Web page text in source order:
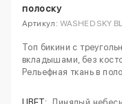
полоску
Артикул: WASHED SKY
Топ бикини с
вкладышами, без
Рельефная ткань в